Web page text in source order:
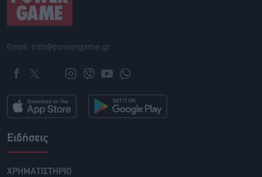
Email: info@powergame.gr
Ειδήσεις
ΧΡΗΜΑΤΙΣΤΗΡΙΟ